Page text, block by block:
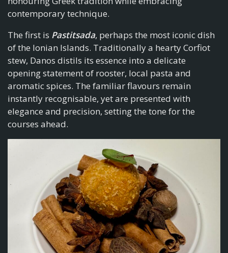
contemporary technique.
The first is Pastitsada, perhaps the most iconic dish
of the Ionian Islands. Traditionally a hearty Corfiot
stew, Danos distils its essence into a delicate
opening statement of rooster, local pasta and
aromatic spices. The familiar flavours remain
instantly recognisable, yet are presented with
elegance and precision, setting the tone for the
courses ahead.